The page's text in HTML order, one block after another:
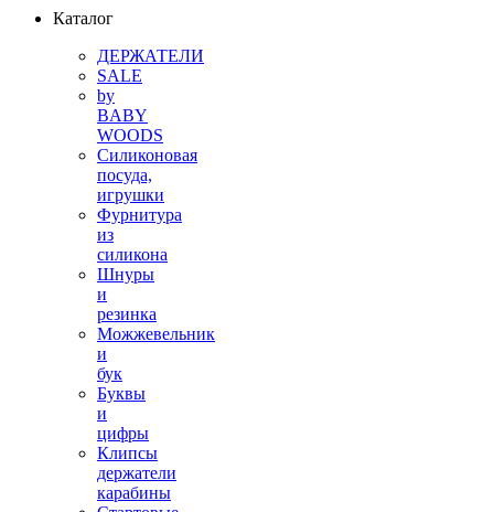
Каталог
ДЕРЖАТЕЛИ
SALE
by
BABY
WOODS
Силиконовая
посуда,
игрушки
Фурнитура
из
силикона
Шнуры
и
резинка
Можжевельник
и
бук
Буквы
и
цифры
Клипсы
держатели
карабины